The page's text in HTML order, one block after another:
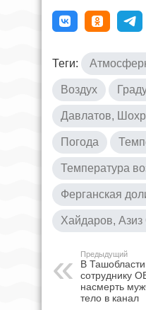
Теги:
Воздух
Давлатов,
Погода
Температура
Ферганская
Хайдаров,
Предыдущий
В
сотруднику
насмерть
тело в канал